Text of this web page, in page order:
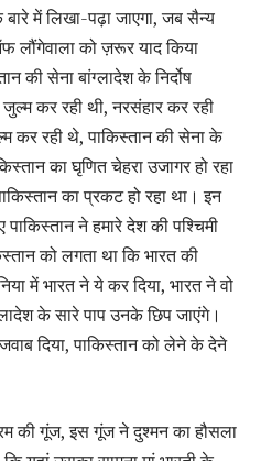
में लिखा-पढ़ा जाएगा, जब सैन्य
लौंगेवाला को ज़रूर याद किया
की सेना बांग्लादेश के निर्दोष
जुल्‍म कर रही थी, नरसंहार कर रही
कर रही थे, पाकिस्‍तान की सेना के
का घृणित चेहरा उजागर हो रहा
का प्रकट हो रहा था। इन
ने हमारे देश की पश्चिमी
को लगता था कि भारत की
में भारत ने ये कर दिया, भारत ने वो
के सारे पाप उनके छिप जाएंगे।
दिया, पाकिस्तान को लेने के देने
की गूंज, इस गूंज ने दुश्मन का हौसला